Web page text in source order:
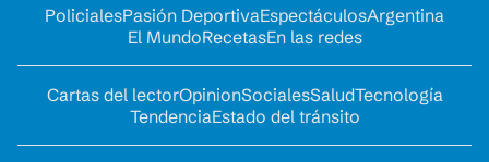
PolicialesPasión DeportivaEspectáculosArgentina
El MundoRecetasEn las redes
Cartas del lectorOpinionSocialesSaludTecnología
TendenciaEstado del tránsito